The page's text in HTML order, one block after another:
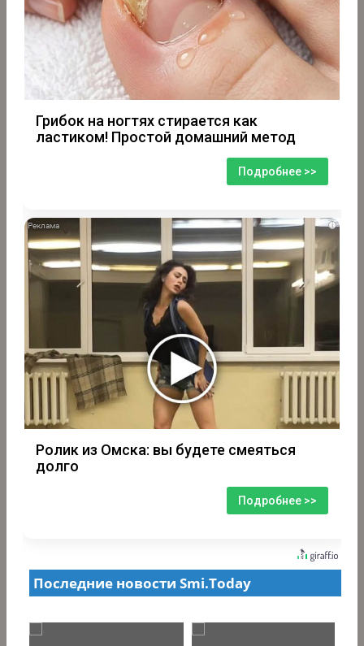
Грибок на ногтях стирается как
ластиком! Простой домашний метод
Подробнее >>
i
Ролик из Омска: вы будете смеяться
долго
Подробнее >>